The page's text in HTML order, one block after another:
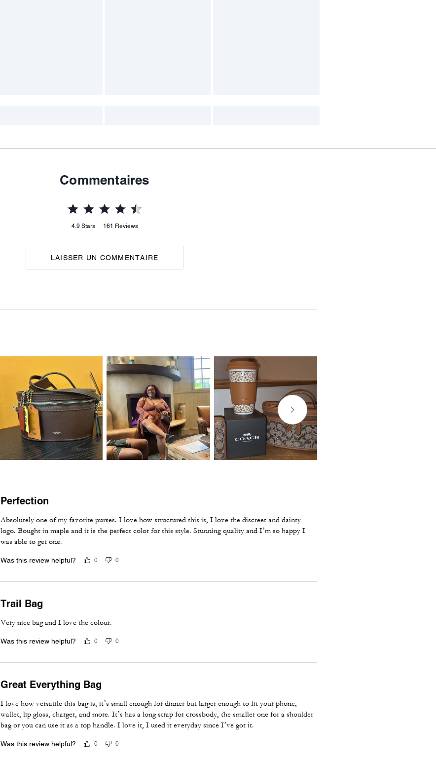
Commentaires
4.9 Stars 161 Reviews
LAISSER UN COMMENTAIRE
Perfection
Absolutely one of my favorite purses. I love how structured this is, I love the discreet and dainty
logo. Bought in maple and it is the perfect color for this style. Stunning quality and I’m so happy I
was able to get one.
Was this review helpful? 0 0
Trail Bag
Very nice bag and I love the colour.
Was this review helpful? 0 0
Great Everything Bag
I love how versatile this bag is, it’s small enough for dinner but larger enough to fit your phone,
wallet, lip gloss, charger, and more. It’s has a long strap for crossbody, the smaller one for a shoulder
bag or you can use it as a top handle. I love it, I used it everyday since I’ve got it.
Was this review helpful? 0 0